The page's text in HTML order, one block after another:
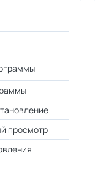
просмотр